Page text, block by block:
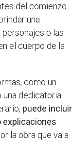
del comienzo
una
o las
el cuerpo de la
como un
dedicatoria.
puede incluir
explicaciones
la obra que va a